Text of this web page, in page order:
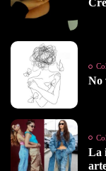
No
La